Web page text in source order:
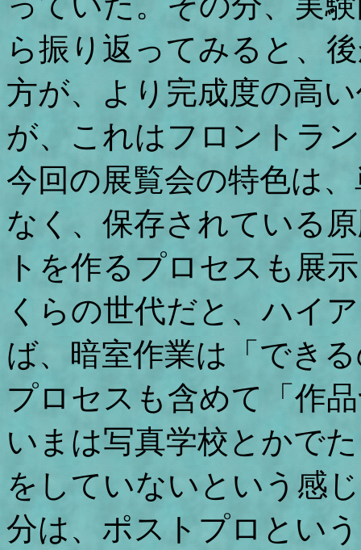
ら振り返ってみると、
方が、より完成度の高
が、これはフロントラ
今回の展覧会の特色は
なく、保存されている
トを作るプロセスも展
くらの世代だと、ハイ
ば、暗室作業は「でき
プロセスも含めて「作
いまは写真学校とかで
をしていないという感
分は、ポストプロとい